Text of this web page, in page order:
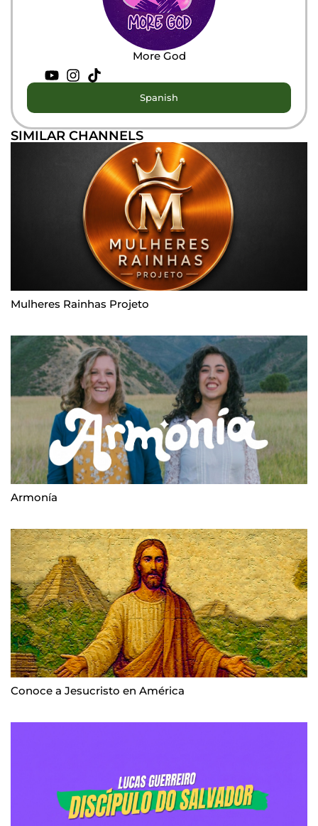
More God
Spanish
SIMILAR CHANNELS
Mulheres Rainhas Projeto
Armonía
Conoce a Jesucristo en América